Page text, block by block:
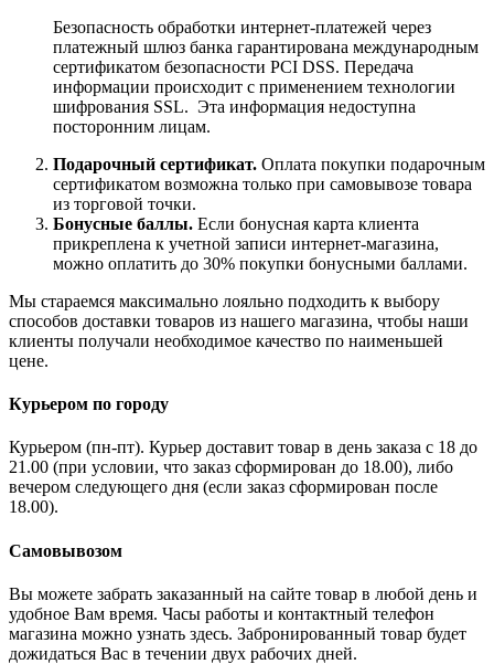
Безопасность обработки интернет-платежей через
платежный шлюз банка гарантирована международным
сертификатом безопасности PCI DSS. Передача
информации происходит с применением технологии
шифрования SSL. Эта информация недоступна
посторонним лицам.
Подарочный сертификат. Оплата покупки подарочным
сертификатом возможна только при самовывозе товара
из торговой точки.
Бонусные баллы. Если бонусная карта клиента
прикреплена к учетной записи интернет-магазина,
можно оплатить до 30% покупки бонусными баллами.
Мы стараемся максимально лояльно подходить к выбору
способов доставки товаров из нашего магазина, чтобы наши
клиенты получали необходимое качество по наименьшей
цене.
Курьером по городу
Курьером (пн-пт). Курьер доставит товар в день заказа с 18 до
21.00 (при условии, что заказ сформирован до 18.00), либо
вечером следующего дня (если заказ сформирован после
18.00).
Самовывозом
Вы можете забрать заказанный на сайте товар в любой день и
удобное Вам время. Часы работы и контактный телефон
магазина можно узнать здесь. Забронированный товар будет
дожидаться Вас в течении двух рабочих дней.